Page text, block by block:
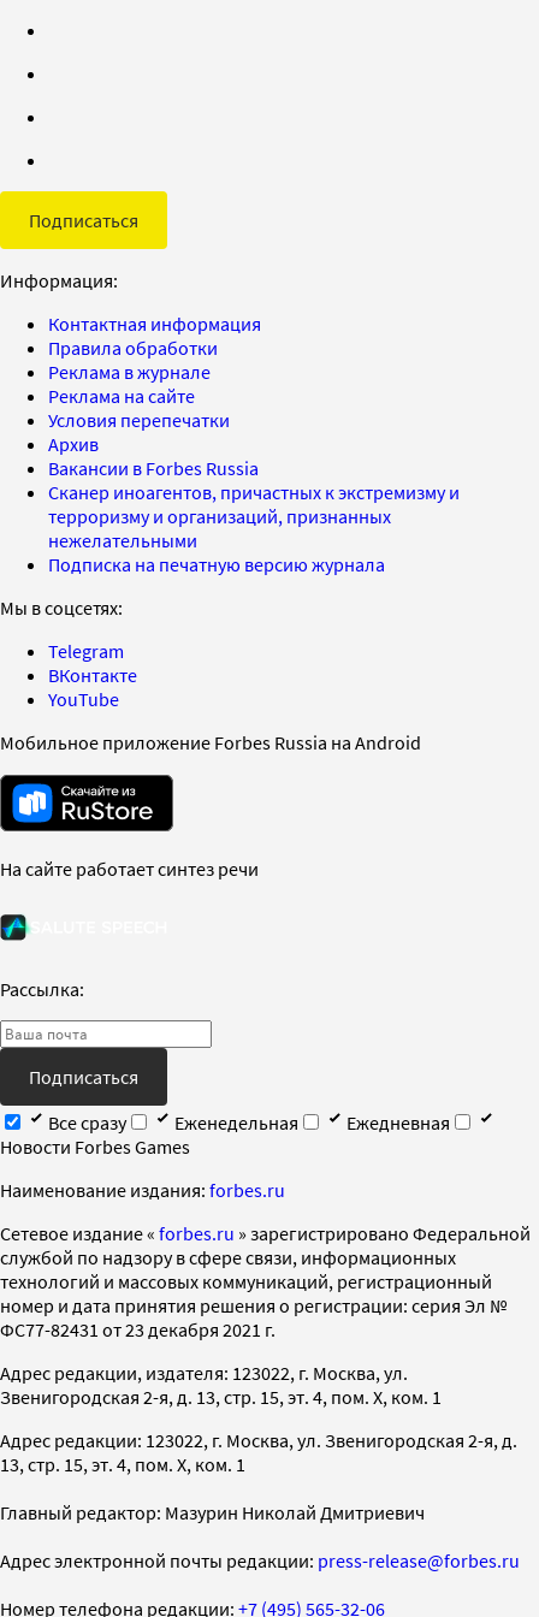
Подписаться
Информация:
Контактная информация
Правила обработки
Реклама в журнале
Реклама на сайте
Условия перепечатки
Архив
Вакансии в Forbes Russia
Сканер иноагентов, причастных к экстремизму и
терроризму и организаций, признанных
нежелательными
Подписка на печатную версию журнала
Мы в соцсетях:
Telegram
ВКонтакте
YouTube
Мобильное приложение Forbes Russia на Android
На сайте работает синтез речи
Рассылка:
Подписаться
Все сразу
Еженедельная
Ежедневная
Новости Forbes Games
Наименование издания: forbes.ru
Cетевое издание « forbes.ru » зарегистрировано Федеральной
службой по надзору в сфере связи, информационных
технологий и массовых коммуникаций, регистрационный
номер и дата принятия решения о регистрации: серия Эл №
ФС77-82431 от 23 декабря 2021 г.
Адрес редакции, издателя: 123022, г. Москва, ул.
Звенигородская 2-я, д. 13, стр. 15, эт. 4, пом. X, ком. 1
Адрес редакции: 123022, г. Москва, ул. Звенигородская 2-я, д.
13, стр. 15, эт. 4, пом. X, ком. 1
Главный редактор: Мазурин Николай Дмитриевич
Адрес электронной почты редакции: press-release@forbes.ru
Номер телефона редакции: +7 (495) 565-32-06